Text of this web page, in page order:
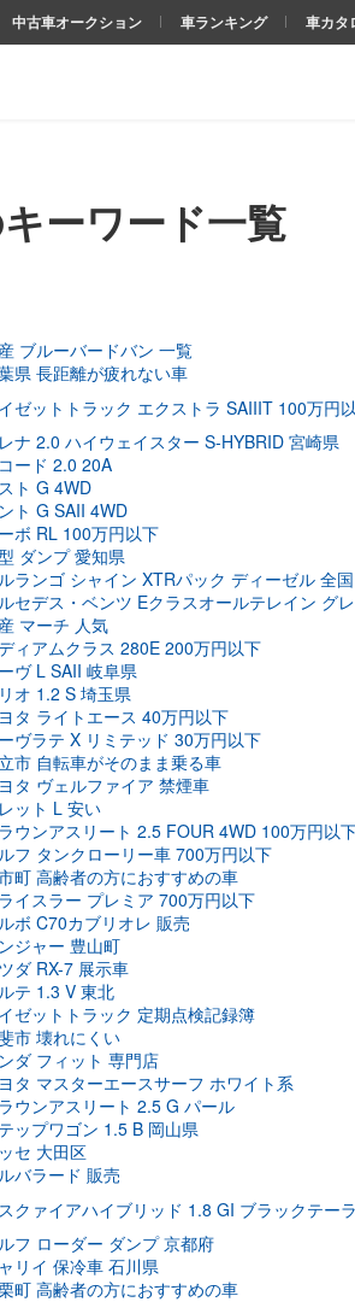
ーワード一覧
中古車オークション 車ランキング 車カタ
ブルーバードバン 一覧
県 長距離が疲れない車
ゼットトラック エクストラ SAIIIT 100万円
ナ 2.0 ハイウェイスター S-HYBRID 宮崎県
ード 2.0 20A
ト G 4WD
ト G SAII 4WD
ボ RL 100万円以下
ダンプ 愛知県
ランゴ シャイン XTRパック ディーゼル 全国
セデス・ベンツ Eクラスオールテレイン グ
マーチ 人気
ィアムクラス 280E 200万円以下
ヴ L SAII 岐阜県
オ 1.2 S 埼玉県
タ ライトエース 40万円以下
ヴラテ X リミテッド 30万円以下
市 自転車がそのまま乗る車
タ ヴェルファイア 禁煙車
ット L 安い
ウンアスリート 2.5 FOUR 4WD 100万円以
フ タンクローリー車 700万円以下
町 高齢者の方におすすめの車
イスラー プレミア 700万円以下
ボ C70カブリオレ 販売
ジャー 豊山町
ダ RX-7 展示車
テ 1.3 V 東北
ゼットトラック 定期点検記録簿
市 壊れにくい
ダ フィット 専門店
タ マスターエースサーフ ホワイト系
ウンアスリート 2.5 G パール
ップワゴン 1.5 B 岡山県
セ 大田区
バラード 販売
クァイアハイブリッド 1.8 GI ブラックテー
フ ローダー ダンプ 京都府
リイ 保冷車 石川県
町 高齢者の方におすすめの車